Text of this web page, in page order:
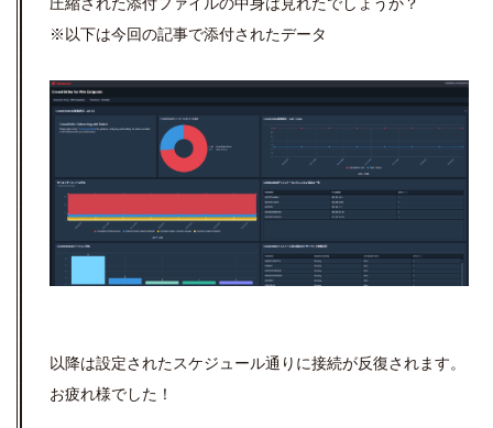
※以下は今回の記事で添付されたデータ
以降は設定されたスケジュール通りに接続が反復されます。
お疲れ様でした！